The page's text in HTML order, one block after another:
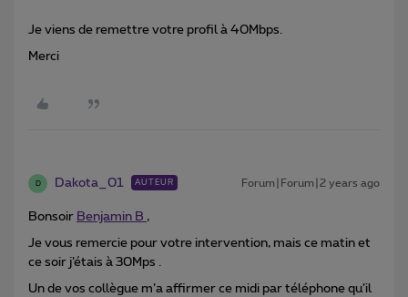
Je viens de remettre votre profil à 40Mbps.
Merci
D Dakota_01 AUTEUR Forum|Forum|2 years ago
Bonsoir Benjamin B ,
Je vous remercie pour votre intervention, mais ce matin et
ce soir j’étais à 30Mps .
Un de vos collègue m’a affirmer ce midi par téléphone qu’il